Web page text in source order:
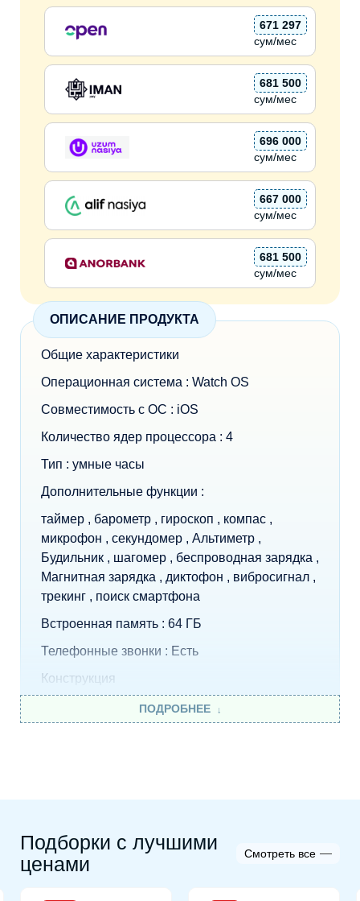
671 297
сум/мес
681 500
сум/мес
696 000
сум/мес
667 000
сум/мес
681 500
сум/мес
ОПИСАНИЕ ПРОДУКТА
Общие характеристики
Операционная система : Watch OS
Совместимость с ОС : iOS
Количество ядер процессора : 4
Тип : умные часы
Дополнительные функции :
таймер , барометр , гироскоп , компас ,
микрофон , секундомер , Альтиметр ,
Будильник , шагомер , беспроводная зарядка ,
Магнитная зарядка , диктофон , вибросигнал ,
трекинг , поиск смартфона
Встроенная память : 64 ГБ
Телефонные звонки : Есть
Конструкция
Класс водонепроницаемости : WR50 (5 атм)
Технология экрана : OLED
Интерфейсы, беспроводная связь и
ПОДРОБНЕЕ
Подборки с лучшими
ценами
Смотреть все